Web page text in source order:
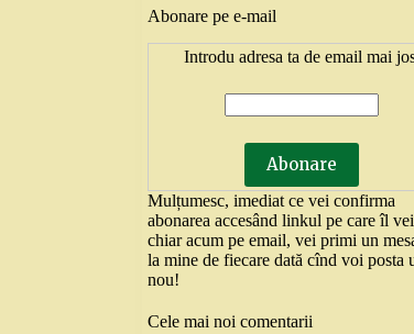
Abonare pe e-mail
Introdu adresa ta de email mai
Mulțumesc, imediat ce vei confirma
abonarea accesând linkul pe care îl
chiar acum pe email, vei primi un
la mine de fiecare dată cînd voi posta
nou!
Cele mai noi comentarii